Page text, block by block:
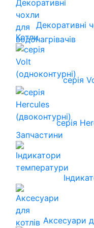
Декоративні
Котли
серія
серія
Запчастини
Аксесуари